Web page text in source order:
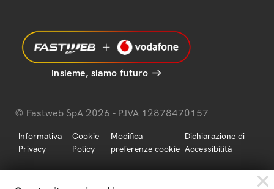
Insieme, siamo futuro
© Fastweb SpA 2026 - P.IVA 12878470157
Informativa
Privacy
Cookie
Policy
Modifica
preferenze cookie
Dichiarazione di
Accessibilità